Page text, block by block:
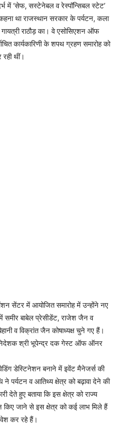
में ‘सेफ, सस्टेनेबल व रेस्पॉन्सिबल स्टेट’
था राजस्थान सरकार के पर्यटन, कला
राठौड़ का। वे एसोसिएशन ऑफ
कार्यकारिणी के शपथ ग्रहण समारोह को
थीं।
सेंटर में आयोजित समारोह में उन्होंने नए
समीर बाबेल प्रेसीडेंट, राजेश जैन व
व विक्रांत जैन कोषाध्यक्ष चुने गए हैं।
श्री भूपेन्द्र दक गेस्ट ऑफ ऑनर
वेडिंग डेस्टिनेशन बनाने में इवेंट मैनेजर्स की
ने पर्यटन व आतिथ्य क्षेत्र को बढ़ावा देने की
देते हुए बताया कि इस क्षेत्र को राज्य
किए जाने से इस क्षेत्र को कई लाभ मिले हैं
कर रहे हैं।